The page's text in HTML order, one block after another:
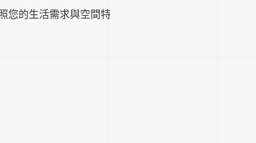
您的生活需求與空間特